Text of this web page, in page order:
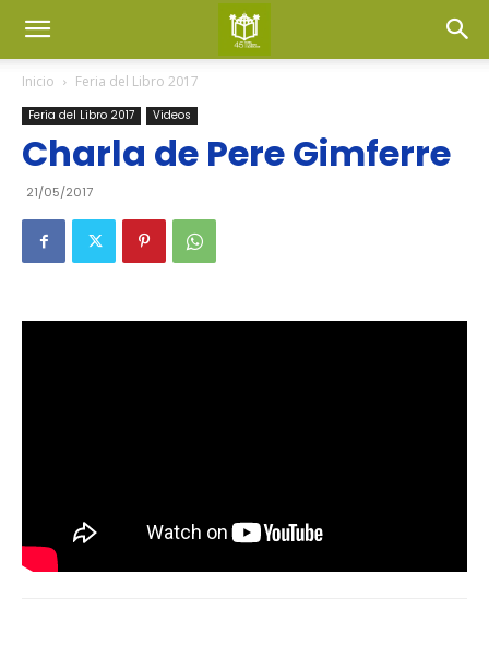
Inicio Feria del Libro 2017
Feria del Libro 2017 Videos
Charla de Pere Gimferre
21/05/2017